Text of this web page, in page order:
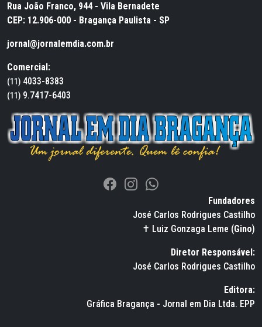
Rua João Franco, 944 - Vila Bernadete
CEP: 12.906-000 - Bragança Paulista - SP
jornal@jornalemdia.com.br
Comercial:
(11) 4033-8383
(11) 9.7417-6403
Fundadores
José Carlos Rodrigues Castilho
✝ Luiz Gonzaga Leme (Gino)
Diretor Responsável:
José Carlos Rodrigues Castilho
Editora:
Gráfica Bragança - Jornal em Dia Ltda. EPP